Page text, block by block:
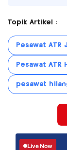
Topik Artikel :
Pesawat ATR
Pesawat ATR
pesawat
Live Now